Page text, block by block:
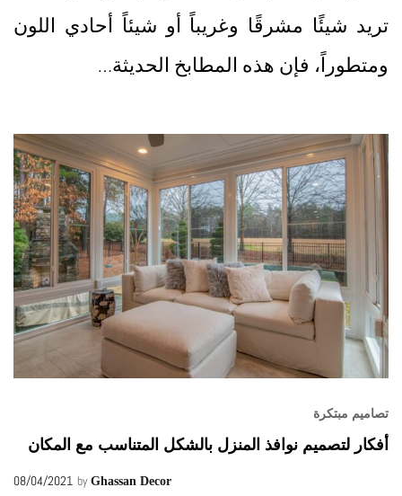
تريد شيئًا مشرقًا وغريباً أو شيئاً أحادي اللون
ومتطوراً، فإن هذه المطابخ الحديثة…
تصاميم مبتكرة
أفكار لتصميم نوافذ المنزل بالشكل المتناسب مع المكان
08/04/2021 by Ghassan Decor